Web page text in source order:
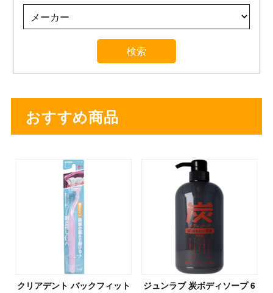
おすすめ商品
クリアデント バックフィット
ジュンラブ 炭ボディソープ 6